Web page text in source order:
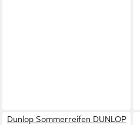
Dunlop Sommerreifen DUNLOP